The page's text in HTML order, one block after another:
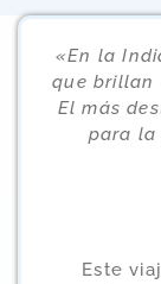
«En la
que brillan
El más
para la
Este